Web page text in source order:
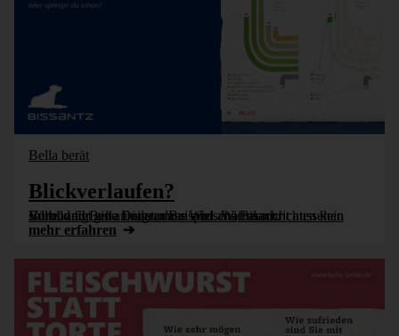
Bella berät
Blickverlaufen?
Bürohund Bella findet, dass Wirtschaftsnachrichten kein Vorbild für gute Diagramme sind. Wie es nicht aussehen sollte, zeigt sie an einem Beispiel aus Bilanz.
mehr erfahren